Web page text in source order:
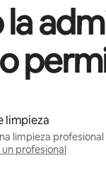
limpieza
limpieza
profesional